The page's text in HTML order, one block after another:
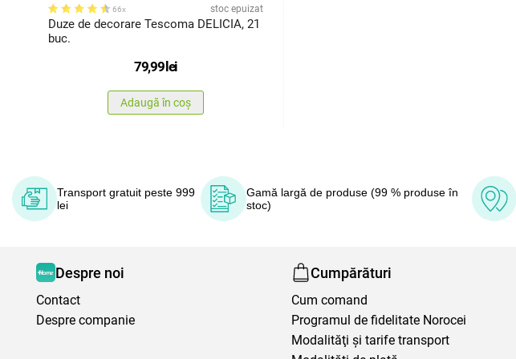
66x stoc epuizat
Duze de decorare Tescoma DELICIA, 21
buc.
79,99lei
Adaugă în coș
Transport gratuit peste 999
lei
Gamă largă de produse (99 % produse în
stoc)
Despre noi
Contact
Despre companie
Cumpărături
Cum comand
Programul de fidelitate Norocei
Modalităţi şi tarife transport